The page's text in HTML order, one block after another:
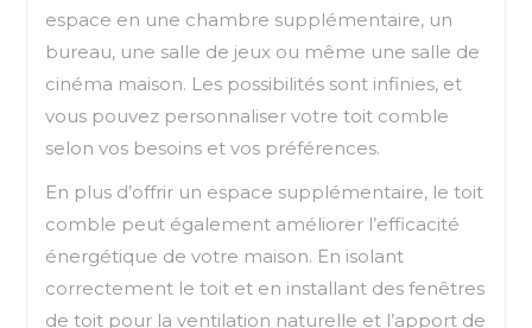
espace en une chambre supplémentaire, un
bureau, une salle de jeux ou même une salle de
cinéma maison. Les possibilités sont infinies, et
vous pouvez personnaliser votre toit comble
selon vos besoins et vos préférences.
En plus d’offrir un espace supplémentaire, le toit
comble peut également améliorer l’efficacité
énergétique de votre maison. En isolant
correctement le toit et en installant des fenêtres
de toit pour la ventilation naturelle et l’apport de